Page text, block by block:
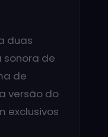
duas
sonora de
de
versão do
exclusivos